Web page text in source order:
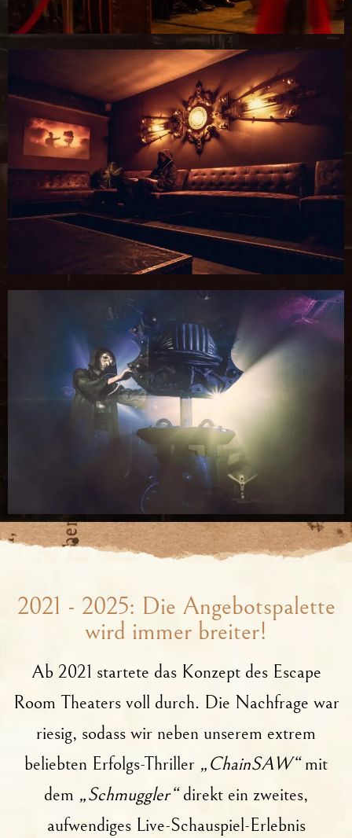
2021 - 2025: Die Angebotspalette
wird immer breiter!
Ab 2021 startete das Konzept des Escape
Room Theaters voll durch. Die Nachfrage war
riesig, sodass wir neben unserem extrem
beliebten Erfolgs-Thriller „ChainSAW“mit
dem „Schmuggler“direkt ein zweites,
aufwendiges Live-Schauspiel-Erlebnis